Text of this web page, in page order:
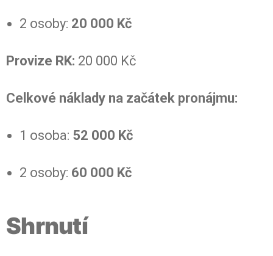
2 osoby: 20 000 Kč
Provize RK: 20 000 Kč
Celkové náklady na začátek pronájmu:
1 osoba: 52 000 Kč
2 osoby: 60 000 Kč
Shrnutí